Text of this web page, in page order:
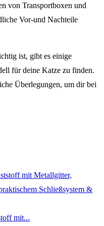
von Transportboxen und
Vor-und Nachteile
ist, gibt es einige
für deine Katze zu finden.
Überlegungen, um dir bei
mit...